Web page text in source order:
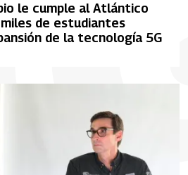
le cumple al Atlántico
de estudiantes
de la tecnología 5G